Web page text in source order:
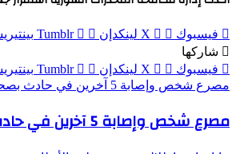
فيسبوك ‫X لينكدإن
شاركها
فيسبوك
‫X لينكدإن
مصرع شخص وإصابة 5 آخرين في حادث بصحراوي المنيا الغربي
مصرع شخص وإصابة 5 آخرين في حادث بصحراوي المنيا الغربي